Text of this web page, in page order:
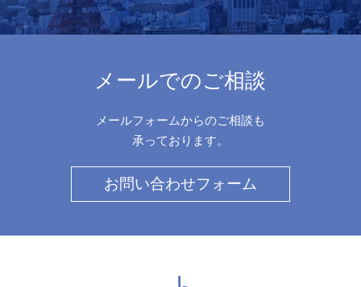
メールでのご相談
メールフォームからのご相談も
承っております。
お問い合わせフォーム